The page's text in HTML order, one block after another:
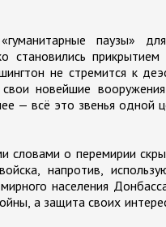
паузы»
становились
не стремится к
новейшие
— всё это звенья одной
словами о перемирии
напротив,
населения
а защита своих